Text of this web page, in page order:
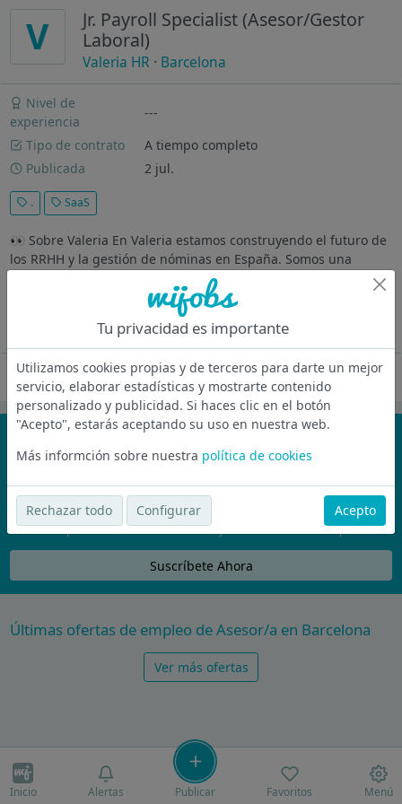
V
Jr. Payroll Specialist (Asesor/Gestor
Laboral)
Valeria HR · Barcelona
Nivel de
experiencia
---
Tipo de contrato
A tiempo completo
Publicada
2 jul.
. SaaS
👀 Sobre Valeria En Valeria estamos construyendo el futuro de
los RRHH y la gestión de nóminas en España. Somos una
plataforma nativa de IA que automatiza contratos, nóminas y
cumplimiento normativo para empresas con alta rotación de
Oferta desactivada
¡No te pierdas nada!
Únete a la comunidad de wijobs y recibe por email las mejores
ofertas de empleo
Nunca compartiremos tu email con nadie y no te vamos a enviar spam
Suscríbete Ahora
Últimas ofertas de empleo de Asesor/a en Barcelona
Ver más ofertas
Inicio Alertas Publicar Favoritos Menú
Tu privacidad es importante
Utilizamos cookies propias y de terceros para darte un mejor
servicio, elaborar estadísticas y mostrarte contenido
personalizado y publicidad. Si haces clic en el botón
"Acepto", estarás aceptando su uso en nuestra web.
Más informción sobre nuestra política de cookies
Rechazar todo Configurar Acepto